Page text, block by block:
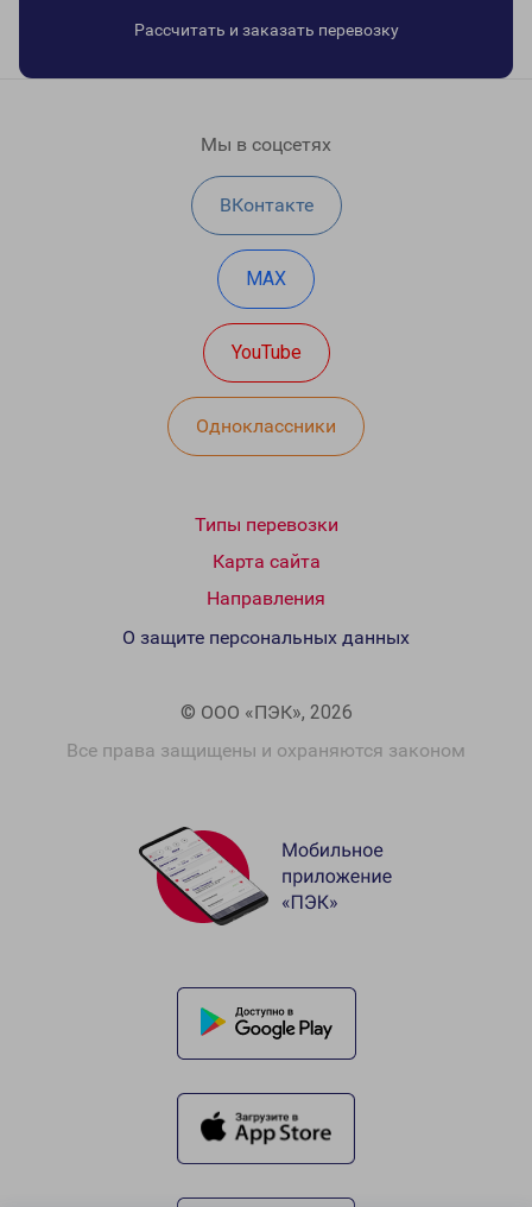
Рассчитать и заказать перевозку
Мы в соцсетях
ВКонтакте
MAX
YouTube
Одноклассники
Типы перевозки
Карта сайта
Направления
© ООО «ПЭК», 2026
Все права защищены и охраняются законом
О защите персональных данных